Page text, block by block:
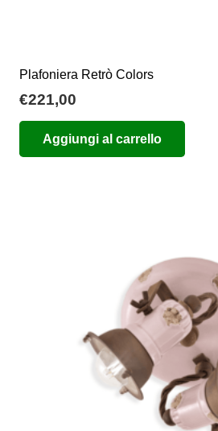
Plafoniera Retrò Colors
€221,00
Aggiungi al carrello